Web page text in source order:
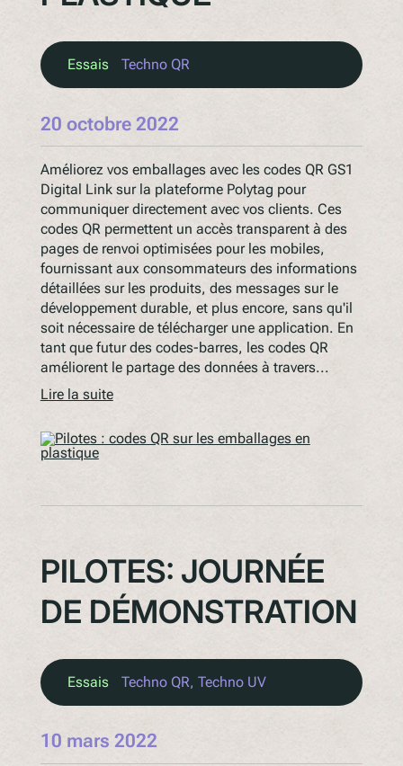
Essais Techno QR
20 octobre 2022
Améliorez vos emballages avec les codes QR GS1
Digital Link sur la plateforme Polytag pour
communiquer directement avec vos clients. Ces
codes QR permettent un accès transparent à des
pages de renvoi optimisées pour les mobiles,
fournissant aux consommateurs des informations
détaillées sur les produits, des messages sur le
développement durable, et plus encore, sans qu'il
soit nécessaire de télécharger une application. En
tant que futur des codes-barres, les codes QR
améliorent le partage des données à travers...
Lire la suite
PILOTES: JOURNÉE
DE DÉMONSTRATION
Essais Techno QR, Techno UV
10 mars 2022